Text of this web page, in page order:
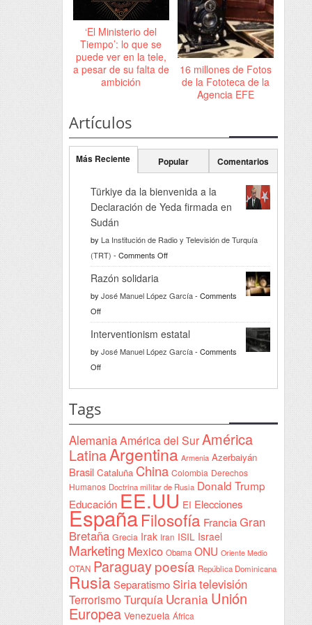
‘El Ministerio del
Tiempo’: lo que se
puede ver en la tele,
a pesar de su falta de
ambición
16 millones de Fotos
de la Fototeca de la
Agencia EFE
Artículos
Más Reciente Popular Comentarios
Türkiye da la bienvenida a la
Declaración de Yeda firmada en
Sudán
by La Institución de Radio y Televisión de Turquía
(TRT) - Comments Offon
Türkiye
la
a
Yeda
en
Sudán
Razón solidaria
by José Manuel López García- Comments
Offon
Razón
solidaria
Interventionism estatal
by José Manuel López García- Comments
Offon
Tags
AlemaniaAmérica del SurAmérica
LatinaArgentina Armenia Azerbaiyán
Brasil Cataluña China Colombia Derechos
Humanos Doctrina militar de Rusia Donald Trump
Educación EE.UU EI Elecciones
España Filosofía Francia Gran
Bretaña Grecia Irak Iran ISIL Israel
Marketing Mexico Obama ONU Oriente Medio
OTAN Paraguay poesía República Dominicana
Rusia Separatismo Siriatelevisión
Terrorismo Turquía Ucrania Unión
Europea Venezuela África